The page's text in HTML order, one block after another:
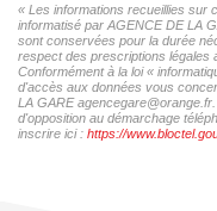
« Les informations recueillies sur
informatisé par AGENCE DE LA
sont conservées pour la durée
respect des prescriptions légales
Conformément à la loi «
d'accès aux données vous
LA GARE
d'opposition au démarchage
inscrire ici : https://